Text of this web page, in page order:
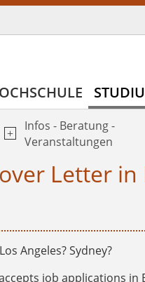
Infos - Beratung -
Veranstaltungen
Letter
Angeles? Sydney?
job applications in